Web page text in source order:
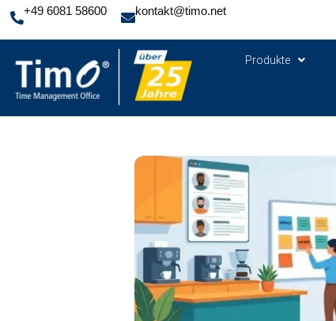
+49 6081 58600 kontakt@timo.net
Produkte